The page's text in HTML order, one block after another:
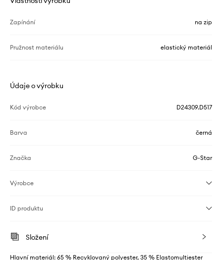
Zapínání na zip
Pružnost materiálu elastický materiál
Údaje o výrobku
Kód výrobce D24309.D517
Barva černá
Značka G-Star
Výrobce
ID produktu
Složení
Hlavní materiál: 65 % Recyklovaný polyester, 35 % Elastomultiester